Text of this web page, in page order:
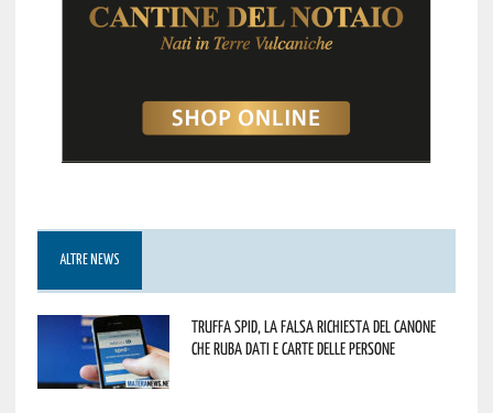
ALTRE NEWS
Truffa Spid, la falsa richiesta del canone
che ruba dati e carte delle persone